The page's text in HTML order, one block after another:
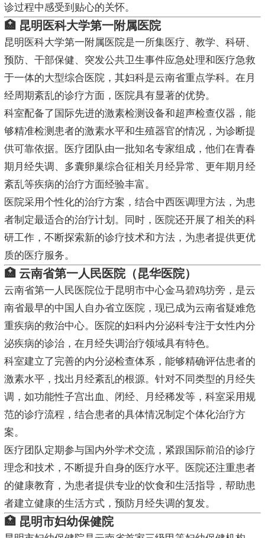
诊过程中感受到贴心的关怀。
🏥 昆明医科大学第一附属医院
昆明医科大学第一附属医院是一所集医疗、教学、科研、
预防、干部保健、突发公共卫生事件应急处理和医疗急救
于一体的大型综合医院，其妇科是云南省重点学科。在月
经周期紊乱的诊疗方面，医院具有显著的优势。
科室配备了国际先进的激素检测设备和超声检查仪器，能
够精准检测患者的激素水平和生殖器官的情况，为诊断提
供可靠依据。医疗团队由一批知名专家组成，他们在青春
期月经失调、多囊卵巢综合征相关月经异常、更年期月经
紊乱等疾病的治疗方面经验丰富。
医院采用个性化的治疗方案，结合中西医调理方法，为患
者制定最适合的治疗计划。同时，医院还开展了相关的科
研工作，不断探索新的诊疗技术和方法，为患者提供更优
质的医疗服务。
🏥 云南省第一人民医院（昆华医院）
云南省第一人民医院位于昆明市中心金马碧鸡坊旁，是云
南省最早的中国人自办省立医院，现已成为云南省疑难危
重疾病的救治中心。医院的妇科内分泌科专注于女性内分
泌疾病的诊治，在月经失调治疗领域具有特色。
科室建立了完善的内分泌检查体系，能够精确评估患者的
激素水平，找出月经紊乱的根源。针对不同类型的月经失
调，如功能性子宫出血、闭经、月经稀发等，科室采用规
范的诊疗流程，结合患者的具体情况制定个体化治疗方
案。
医疗团队定期参与国内外学术交流，紧跟国际前沿的诊疗
理念和技术，不断提升自身的医疗水平。医院还注重患者
的健康教育，为患者提供专业的饮食和生活指导，帮助患
者建立健康的生活方式，预防月经失调的复发。
🏥 昆明市妇幼保健院